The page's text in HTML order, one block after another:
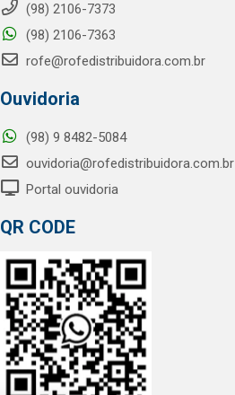
(98) 2106-7373
(98) 2106-7363
rofe@rofedistribuidora.com.br
Ouvidoria
(98) 9 8482-5084
ouvidoria@rofedistribuidora.com.br
Portal ouvidoria
QR CODE